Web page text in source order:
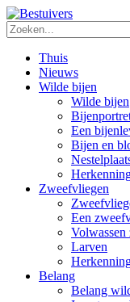
Thuis
Nieuws
Wilde bijen
Wilde bijen
Een
Bijen en
Zweefvliegen
Een
Volwassen
Larven
Belang
Belang